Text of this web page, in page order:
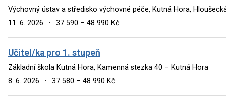
Výchovný ústav a středisko výchovné péče, Kutná Hora,
11. 6. 2026
· 37 590 – 48 990 Kč
Učitel/ka pro 1. stupeň
Základní škola Kutná Hora, Kamenná stezka 40 – Kutná Hora
8. 6. 2026
· 37 580 – 48 990 Kč